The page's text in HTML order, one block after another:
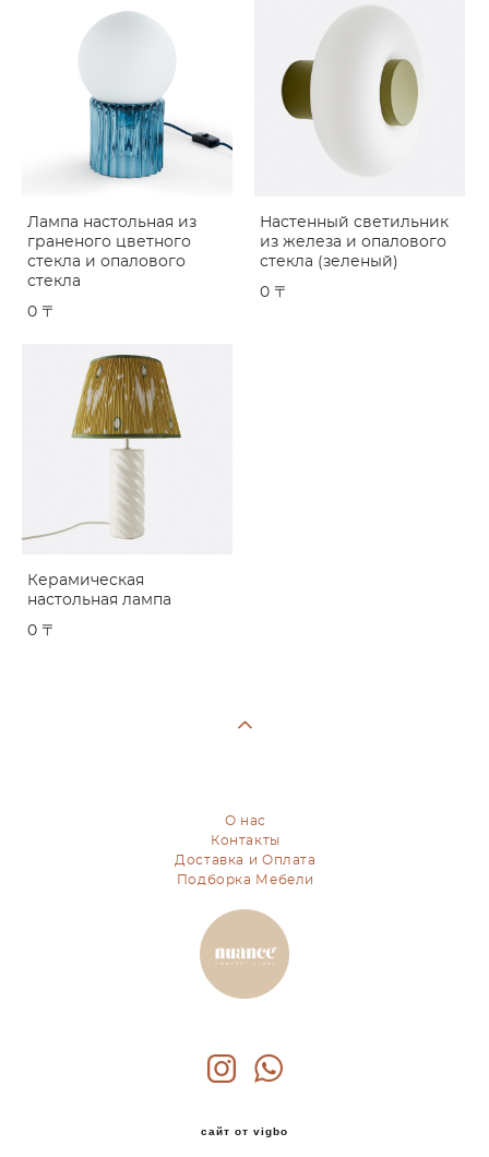
Лампа настольная из
граненого цветного
стекла и опалового
стекла
0 〒
Настенный светильник
из железа и опалового
стекла (зеленый)
0 〒
Керамическая
настольная лампа
0 〒
О нас
Контакты
Доставка и Оплата
Подборка Мебели
сайт от vigbo